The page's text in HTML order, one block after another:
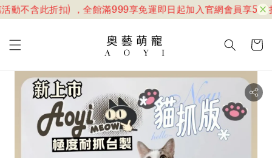
動不含此折扣) ，全館滿999享免運即日起加入官網會員享599